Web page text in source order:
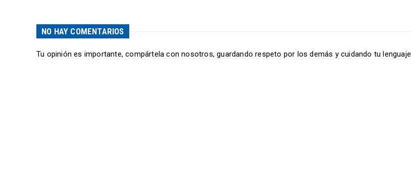
NO HAY COMENTARIOS
Tu opinión es importante, compártela con nosotros, guardando respeto por los demás y cuidando tu lenguaje